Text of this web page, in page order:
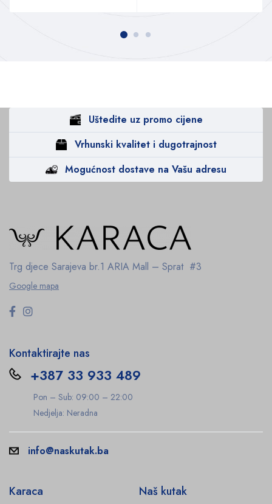
Uštedite uz promo cijene
Vrhunski kvalitet i dugotrajnost
Mogućnost dostave na Vašu adresu
Trg djece Sarajeva br.1 ARIA Mall – Sprat #3
Google mapa
Kontaktirajte nas
+387 33 933 489
Pon – Sub: 09:00 – 22:00
Nedjelja: Neradna
info@naskutak.ba
Karaca Naš kutak